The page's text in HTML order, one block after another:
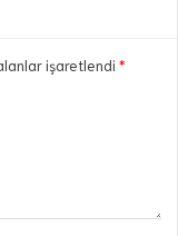
işaretlendi *